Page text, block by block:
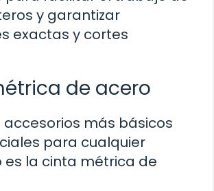
y garantizar
exactas y cortes
de acero
accesorios más básicos
para cualquier
la cinta métrica de